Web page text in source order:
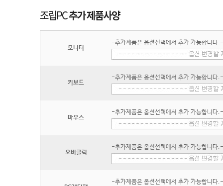
모니터
-추가제품은 옵션선택에서 추가 가능합니다.-
키보드
-추가제품은 옵션선택에서 추가 가능합니다.-
마우스
-추가제품은 옵션선택에서 추가 가능합니다.-
오버클럭
-추가제품은 옵션선택에서 추가 가능합니다.-
-추가제품은 옵션선택에서 추가 가능합니다.-